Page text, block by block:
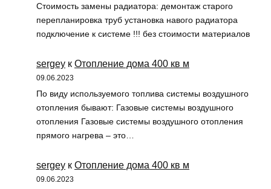
Стоимость замены радиатора: демонтаж старого
перепланировка труб установка навого радиатора
подключение к системе !!! без стоимости материалов
sergey к Отопление дома 400 кв м
09.06.2023
По виду используемого топлива системы воздушного
отопления бывают: Газовые системы воздушного
отопления Газовые системы воздушного отопления
прямого нагрева – это…
sergey к Отопление дома 400 кв м
09.06.2023